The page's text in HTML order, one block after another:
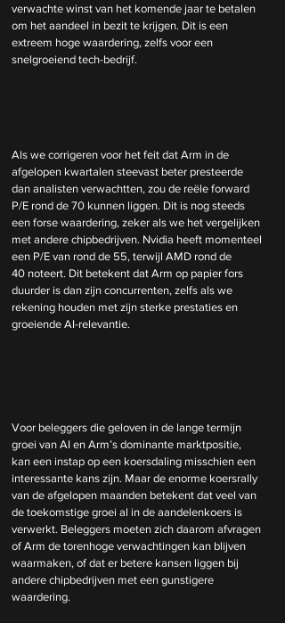
verwachte winst van het komende jaar te betalen
om het aandeel in bezit te krijgen. Dit is een
extreem hoge waardering, zelfs voor een
snelgroeiend tech-bedrijf.
Als we corrigeren voor het feit dat Arm in de
afgelopen kwartalen steevast beter presteerde
dan analisten verwachtten, zou de reële forward
P/E rond de 70 kunnen liggen. Dit is nog steeds
een forse waardering, zeker als we het vergelijken
met andere chipbedrijven. Nvidia heeft momenteel
een P/E van rond de 55, terwijl AMD rond de
40 noteert. Dit betekent dat Arm op papier fors
duurder is dan zijn concurrenten, zelfs als we
rekening houden met zijn sterke prestaties en
groeiende AI-relevantie.
Voor beleggers die geloven in de lange termijn
groei van AI en Arm’s dominante marktpositie,
kan een instap op een koersdaling misschien een
interessante kans zijn. Maar de enorme koersrally
van de afgelopen maanden betekent dat veel van
de toekomstige groei al in de aandelenkoers is
verwerkt. Beleggers moeten zich daarom afvragen
of Arm de torenhoge verwachtingen kan blijven
waarmaken, of dat er betere kansen liggen bij
andere chipbedrijven met een gunstigere
waardering.